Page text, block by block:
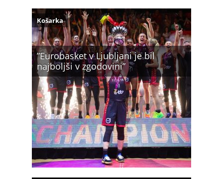
”Eurobasket v Ljubljani je bil
najboljši v zgodovini”
Košarka